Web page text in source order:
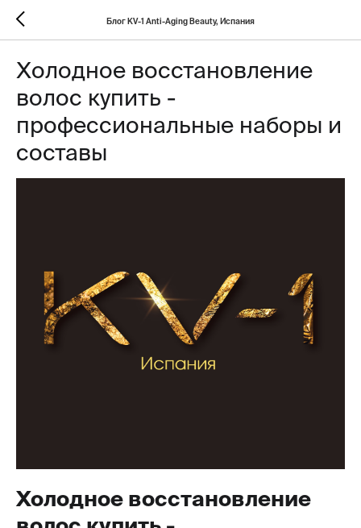
Блог KV-1 Anti-Aging Beauty, Испания
Холодное восстановление
волос купить -
профессиональные наборы и
составы
Холодное восстановление